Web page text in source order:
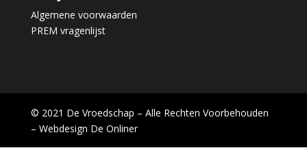
Algemene voorwaarden
PREM vragenlijst
© 2021 De Vroedschap – Alle Rechten Voorbehouden
– Webdesign De Onliner